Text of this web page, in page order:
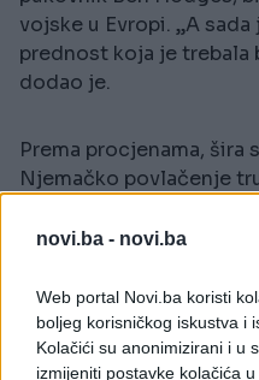
novi.ba - novi.ba
Web portal Novi.ba koristi
boljeg korisničkog iskustva i
Kolačići su anonimizirani i u
izmijeniti postavke kolačića
vojske u Evropi. „A
prednost koja je
dodao je.
Prema procjenama, šira
Njemačko povlačenje
dio šireg preispitivanja
Zvanični stav
Bijela kuća uputila je